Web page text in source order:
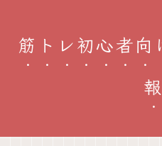
筋トレ初心者
報